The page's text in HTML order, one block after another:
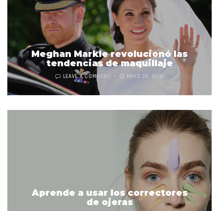
Meghan Markle revolucionó las
tendencias de maquillaje
LEAVE A COMMENT MAYO 29, 2018
Aprende a usar los correctores
de ojeras